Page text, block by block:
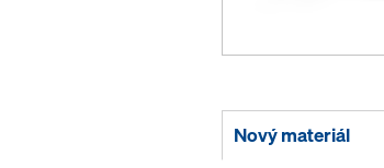
Nový materiál